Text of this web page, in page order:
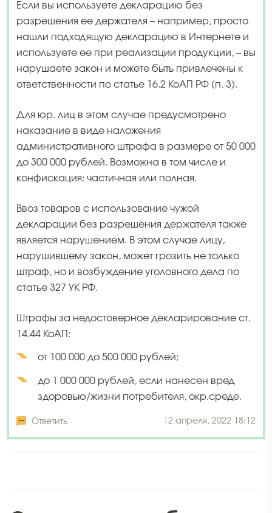
Если вы используете декларацию без
разрешения ее держателя – например, просто
нашли подходящую декларацию в Интернете и
используете ее при реализации продукции, – вы
нарушаете закон и можете быть привлечены к
ответственности по статье 16.2 КоАП РФ (п. 3).
Для юр. лиц в этом случае предусмотрено
наказание в виде наложения
административного штрафа в размере от 50 000
до 300 000 рублей. Возможна в том числе и
конфискация: частичная или полная.
Ввоз товаров с использование чужой
декларации без разрешения держателя также
является нарушением. В этом случае лицу,
нарушившему закон, может грозить не только
штраф, но и возбуждение уголовного дела по
статье 327 УК РФ.
Штрафы за недостоверное декларирование ст.
14.44 КоАП:
от 100 000 до 500 000 рублей;
до 1 000 000 рублей, если нанесен вред
здоровью/жизни потребителя, окр.среде.
12 апреля, 2022 18:12
Ответить